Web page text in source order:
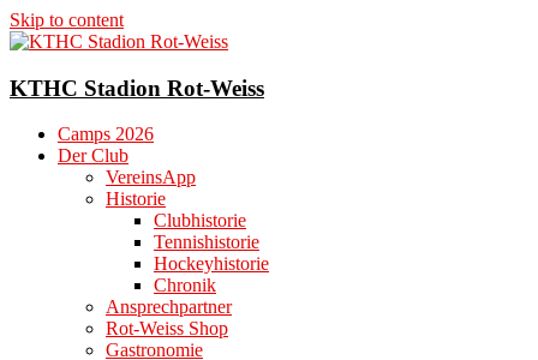
Skip to content
KTHC Stadion Rot-Weiss
Camps 2026
Der Club
VereinsApp
Historie
Clubhistorie
Tennishistorie
Hockeyhistorie
Chronik
Ansprechpartner
Rot-Weiss Shop
Gastronomie